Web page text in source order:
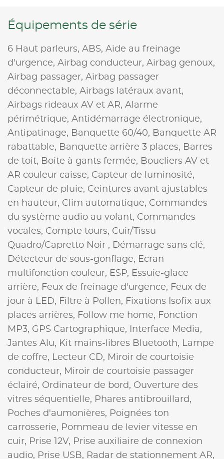
Équipements de série
6 Haut parleurs, ABS, Aide au freinage
d'urgence, Airbag conducteur, Airbag genoux,
Airbag passager, Airbag passager
déconnectable, Airbags latéraux avant,
Airbags rideaux AV et AR, Alarme
périmétrique, Antidémarrage électronique,
Antipatinage, Banquette 60/40, Banquette AR
rabattable, Banquette arrière 3 places, Barres
de toit, Boite à gants fermée, Boucliers AV et
AR couleur caisse, Capteur de luminosité,
Capteur de pluie, Ceintures avant ajustables
en hauteur, Clim automatique, Commandes
du système audio au volant, Commandes
vocales, Compte tours, Cuir/Tissu
Quadro/Capretto Noir ,
Démarrage sans clé,
Détecteur de sous-gonflage, Ecran
multifonction couleur, ESP, Essuie-glace
arrière, Feux de freinage d'urgence, Feux de
jour à LED, Filtre à Pollen, Fixations Isofix aux
places arrières, Follow me home, Fonction
MP3, GPS Cartographique,
Interface Media,
Jantes Alu, Kit mains-libres Bluetooth,
Lampe
de coffre,
Lecteur CD, Miroir de courtoisie
conducteur, Miroir de courtoisie passager
éclairé, Ordinateur de bord, Ouverture des
vitres séquentielle, Phares antibrouillard,
Poches d'aumonières, Poignées ton
carrosserie, Pommeau de levier vitesse en
cuir, Prise 12V, Prise auxiliaire de connexion
audio, Prise USB, Radar de stationnement AR,